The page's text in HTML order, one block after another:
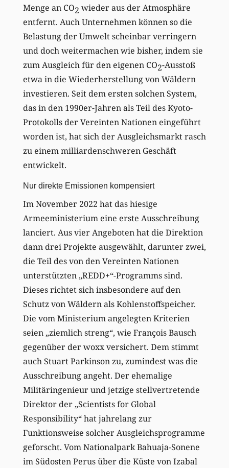
Menge an CO2 wieder aus der Atmosphäre
entfernt. Auch Unternehmen können so die
Belastung der Umwelt scheinbar verringern
und doch weitermachen wie bisher, indem sie
zum Ausgleich für den eigenen CO2-Ausstoß
etwa in die Wiederherstellung von Wäldern
investieren. Seit dem ersten solchen System,
das in den 1990er-Jahren als Teil des Kyoto-
Protokolls der Vereinten Nationen eingeführt
worden ist, hat sich der Ausgleichsmarkt rasch
zu einem milliardenschweren Geschäft
entwickelt.
Nur direkte Emissionen kompensiert
Im November 2022 hat das hiesige
Armeeministerium eine erste Ausschreibung
lanciert. Aus vier Angeboten hat die Direktion
dann drei Projekte ausgewählt, darunter zwei,
die Teil des von den Vereinten Nationen
unterstützten „REDD+“-Programms sind.
Dieses richtet sich insbesondere auf den
Schutz von Wäldern als Kohlenstoffspeicher.
Die vom Ministerium angelegten Kriterien
seien „ziemlich streng“, wie François Bausch
gegenüber der woxx versichert. Dem stimmt
auch Stuart Parkinson zu, zumindest was die
Ausschreibung angeht. Der ehemalige
Militäringenieur und jetzige stellvertretende
Direktor der „Scientists for Global
Responsibility“ hat jahrelang zur
Funktionsweise solcher Ausgleichsprogramme
geforscht. Vom Nationalpark Bahuaja-Sonene
im Südosten Perus über die Küste von Izabal